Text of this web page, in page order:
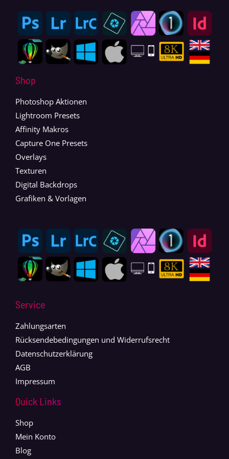
Shop
Photoshop Aktionen
Lightroom Presets
Affinity Makros
Capture One Presets
Overlays
Texturen
Digital Backdrops
Grafiken & Vorlagen
Service
Zahlungsarten
Rücksendebedingungen und Widerrufsrecht
Datenschutzerklärung
AGB
Impressum
Quick Links
Shop
Mein Konto
Blog